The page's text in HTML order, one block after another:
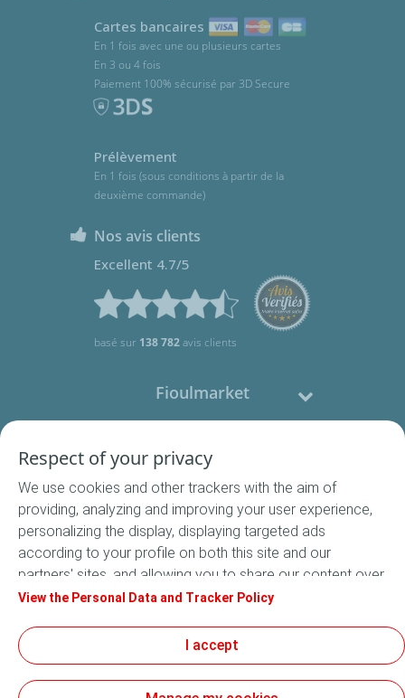
Cartes bancaires
En 1 fois avec une ou plusieurs cartes
En 3 ou 4 fois
Paiement 100% sécurisé par 3D Secure
Prélèvement
En 1 fois (sous conditions à partir de la
deuxième commande)
Nos avis clients
Excellent 4.7/5
basé sur 138 782avis clients
Fioulmarket
Nous contacter
Suivez-nous
Conditions Générales de Vente
Respect of your privacy
We use cookies and other trackers with the aim of
providing, analyzing and improving your user experience,
personalizing the display, displaying targeted ads
according to your profile on both this site and our
partners' sites, and allowing you to share our content over
social media. In accordance with French legislation,
default. You can change your cookie settings at any time
by clicking on the "Manage my cookies" button. By clicking
on the "Accept" button, you agree that we may store all
View the Personal Data and Tracker Policy
I accept